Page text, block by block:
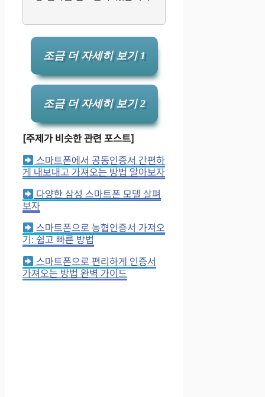
조금 더 자세히 보기 1
조금 더 자세히 보기 2
[주제가 비슷한 관련 포스트]
스마트폰에서 공동인증서 간편하
게 내보내고 가져오는 방법 알아보자
다양한 삼성 스마트폰 모델 살펴
보자
스마트폰으로 농협인증서 가져오
기: 쉽고 빠른 방법
스마트폰으로 편리하게 인증서
가져오는 방법 완벽 가이드